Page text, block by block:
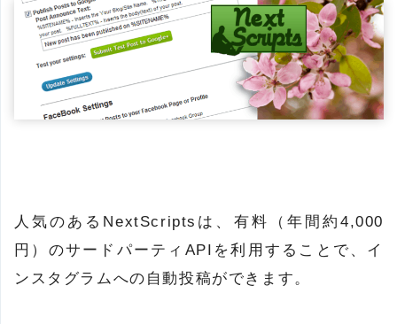
人気のあるNextScriptsは、有料（年間約4,000
円）のサードパーティAPIを利用することで、イ
ンスタグラムへの自動投稿ができます。